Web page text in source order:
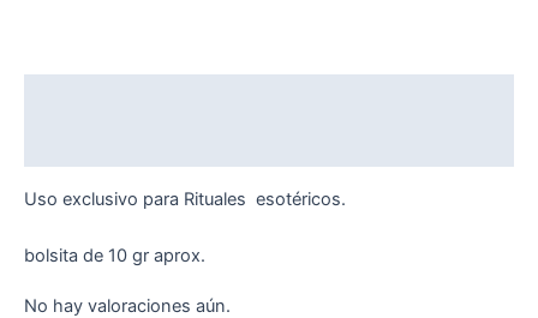
Uso exclusivo para Rituales esotéricos.
bolsita de 10 gr aprox.
No hay valoraciones aún.